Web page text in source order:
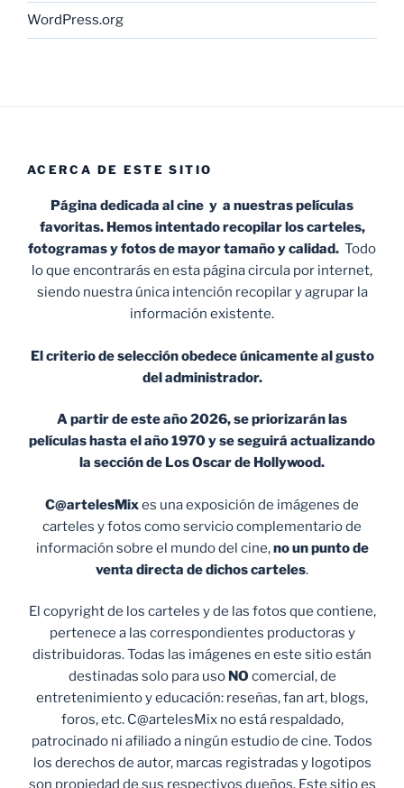
WordPress.org
ACERCA DE ESTE SITIO
Página dedicada al cine y a nuestras películas
favoritas. Hemos intentado recopilar los carteles,
fotogramas y fotos de mayor tamaño y calidad. Todo
lo que encontrarás en esta página circula por internet,
siendo nuestra única intención recopilar y agrupar la
información existente.
El criterio de selección obedece únicamente al gusto
del administrador.
A partir de este año 2026, se priorizarán las
películas hasta el año 1970 y se seguirá actualizando
la sección de Los Oscar de Hollywood.
C@artelesMixes una exposición de imágenes de
carteles y fotos como servicio complementario de
información sobre el mundo del cine,no un punto de
venta directa de dichos carteles.
El copyright de los carteles y de las fotos que contiene,
pertenece a las correspondientes productoras y
distribuidoras. Todas las imágenes en este sitio están
destinadas solo para uso NO comercial, de
entretenimiento y educación: reseñas, fan art, blogs,
foros, etc. C@artelesMix no está respaldado,
patrocinado ni afiliado a ningún estudio de cine. Todos
los derechos de autor, marcas registradas y logotipos
son propiedad de sus respectivos dueños. Este sitio es